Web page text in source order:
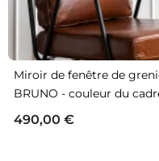
Miroir de fenêtre de
BRUNO - couleur du
490,00 €